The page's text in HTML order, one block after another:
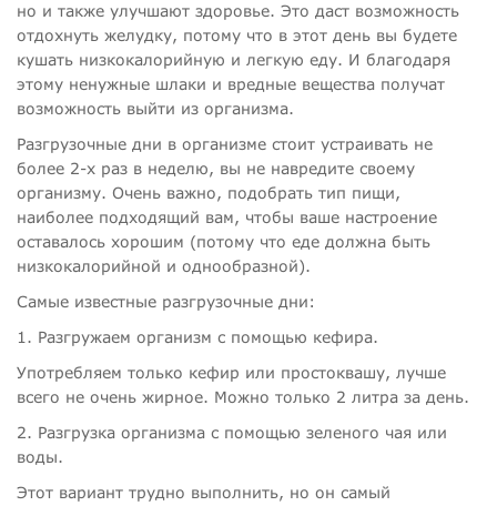
но и также улучшают здоровье. Это даст возможность
отдохнуть желудку, потому что в этот день вы будете
кушать низкокалорийную и легкую еду. И благодаря
этому ненужные шлаки и вредные вещества получат
возможность выйти из организма.
Разгрузочные дни в организме стоит устраивать не
более 2-х раз в неделю, вы не навредите своему
организму. Очень важно, подобрать тип пищи,
наиболее подходящий вам, чтобы ваше настроение
оставалось хорошим (потому что еде должна быть
низкокалорийной и однообразной).
Самые известные разгрузочные дни:
1. Разгружаем организм с помощью кефира.
Употребляем только кефир или простоквашу, лучше
всего не очень жирное. Можно только 2 литра за день.
2. Разгрузка организма с помощью зеленого чая или
воды.
Этот вариант трудно выполнить, но он самый